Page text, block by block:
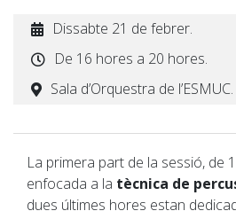
Dissabte 21 de febrer.
De 16 hores a 20 hores.
Sala d’Orquestra de l’ESMUC.
La primera part de la sessió, de
enfocada a la tècnica de
dues últimes hores estan